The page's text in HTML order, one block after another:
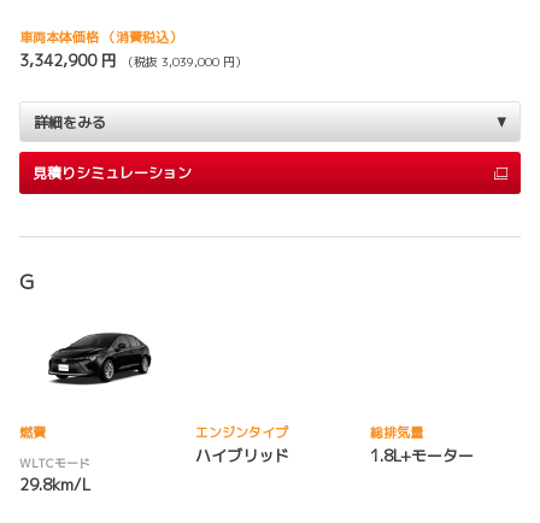
車両本体価格 （消費税込）
3,342,900 円 （税抜 3,039,000 円）
詳細をみる
見積りシミュレーション
G
燃費
WLTCモード
29.8km/L
エンジンタイプ
ハイブリッド
総排気量
1.8L+モーター